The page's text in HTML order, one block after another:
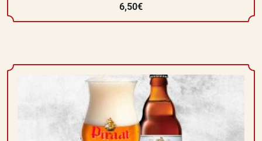
6,50€